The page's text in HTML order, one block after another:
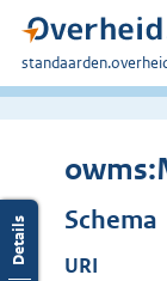
U
bent
Schema
URI